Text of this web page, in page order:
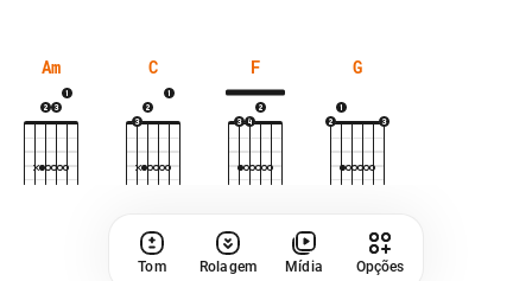
Am C F G
Tom Rolagem Mídia Opções